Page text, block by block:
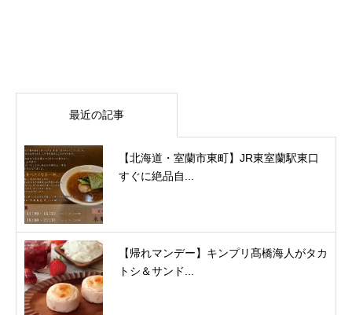
最近の記事
【北海道・室蘭市東町】JR東室蘭駅東口
すぐに絶品自...
【帰れマンデー】キンプリ髙橋海人がタカ
トシ＆サンド...